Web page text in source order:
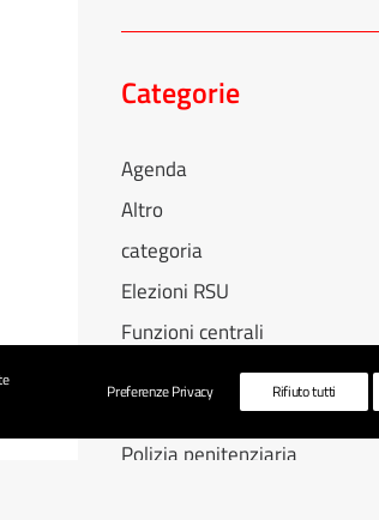
Categorie
Agenda
Altro
categoria
Elezioni RSU
Funzioni centrali
Funzioni locali
Igiene ambientale
Polizia penitenziaria
Preferenze Privacy Rifiuto tutti